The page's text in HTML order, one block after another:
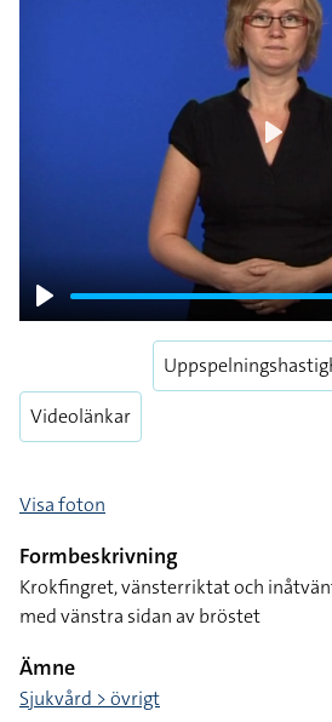
Play
Play
Videolänkar
Visa foton
Formbeskrivning
Krokfingret, vänsterriktat och
med vänstra sidan av bröstet
Ämne
Sjukvård > övrigt